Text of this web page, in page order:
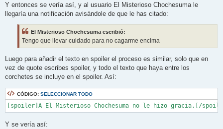
Y entonces se vería así, y al usuario El Misterioso Chochesuma le
llegaría una notificación avisándole de que le has citado:
El Misterioso Chochesuma escribió:
Tengo que llevar cuidado para no cagarme encima
Luego para añadir el texto en spoiler el proceso es similar, solo que en
vez de quote escribes spoiler, y todo el texto que haya entre los
corchetes se incluye en el spoiler. Así:
CÓDIGO: SELECCIONAR TODO
[spoiler]A El Misterioso Chochesuma no le hizo gracia.[/
Y se vería así: